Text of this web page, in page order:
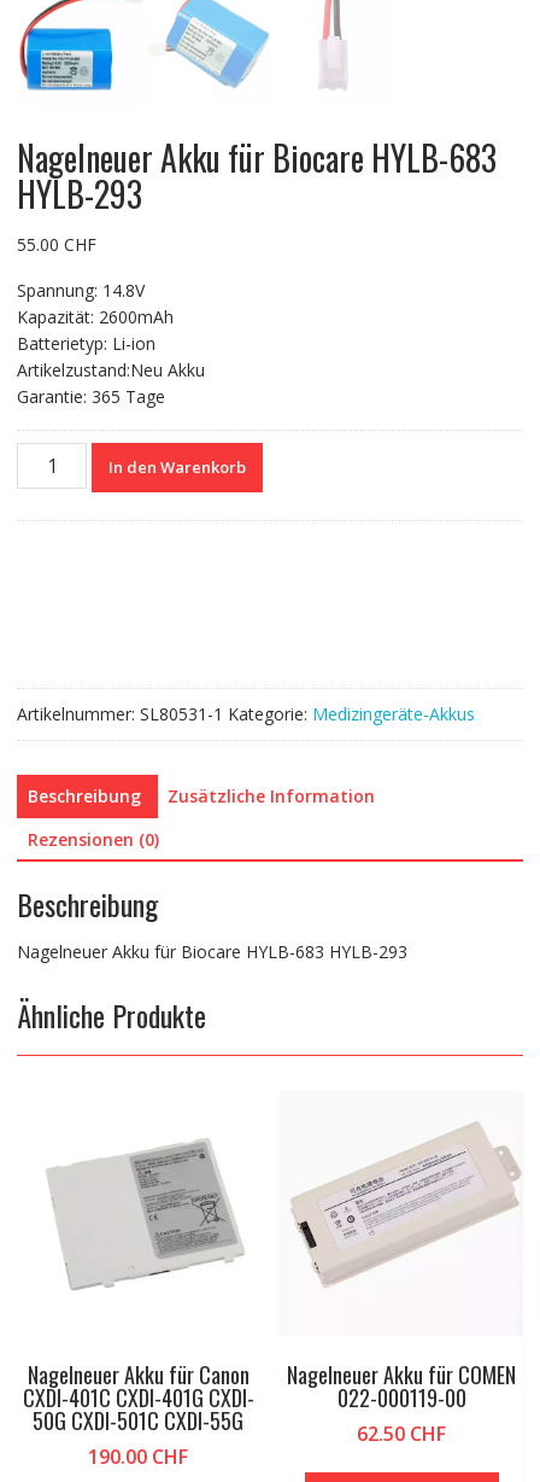
Nagelneuer Akku für Biocare HYLB-683
HYLB-293
55.00 CHF
Spannung: 14.8V
Kapazität: 2600mAh
Batterietyp: Li-ion
Artikelzustand:Neu Akku
Garantie: 365 Tage
Nagelneuer
Akku
In den Warenkorb
Artikelnummer: SL80531-1 Kategorie: Medizingeräte-Akkus
Beschreibung
Zusätzliche Information
Rezensionen (0)
Beschreibung
Nagelneuer Akku für Biocare HYLB-683 HYLB-293
Ähnliche Produkte
Nagelneuer Akku für Canon
CXDI-401C CXDI-401G CXDI-
50G CXDI-501C CXDI-55G
190.00 CHF
Nagelneuer Akku für COMEN
022-000119-00
62.50 CHF